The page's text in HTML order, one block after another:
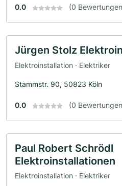
0.0 (0
Jürgen Stolz
Elektroinstallation · Elektriker
Stammstr. 90, 50823 Köln
0.0 (0
Paul Robert Schrödl
Elektroinstallationen
Elektroinstallation · Elektriker